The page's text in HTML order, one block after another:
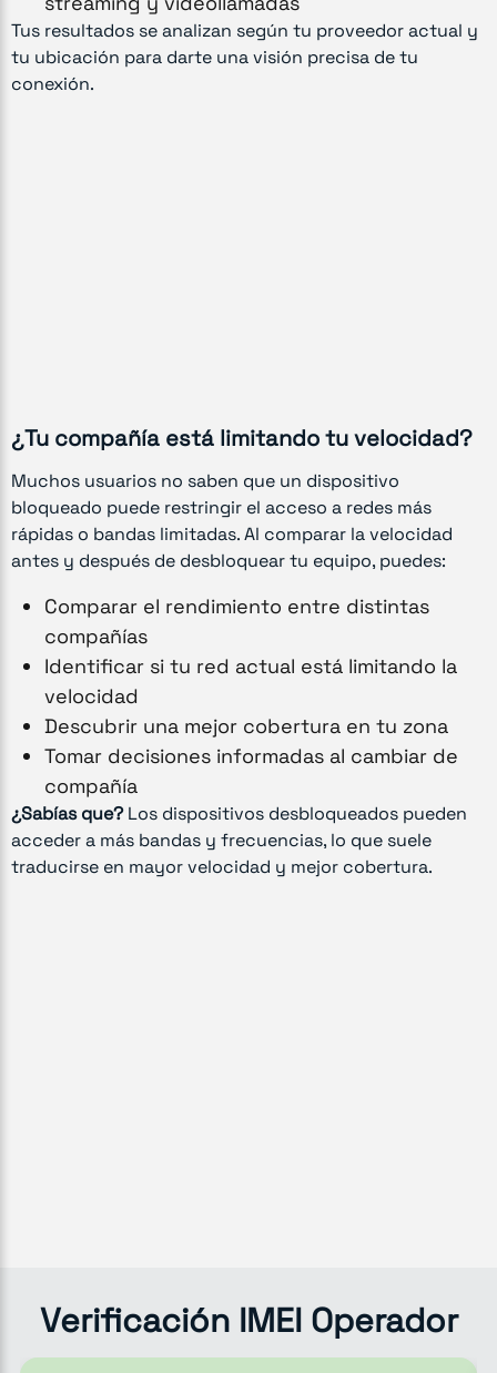
Tus resultados se analizan según tu proveedor actual y
tu ubicación para darte una visión precisa de tu
conexión.
¿Tu compañía está limitando tu velocidad?
Muchos usuarios no saben que un dispositivo
bloqueado puede restringir el acceso a redes más
rápidas o bandas limitadas. Al comparar la velocidad
antes y después de desbloquear tu equipo, puedes:
Comparar el rendimiento entre distintas
compañías
Identificar si tu red actual está limitando la
velocidad
Descubrir una mejor cobertura en tu zona
Tomar decisiones informadas al cambiar de
compañía
¿Sabías que?Los dispositivos desbloqueados pueden
acceder a más bandas y frecuencias, lo que suele
traducirse en mayor velocidad y mejor cobertura.
Verificación IMEI Operador